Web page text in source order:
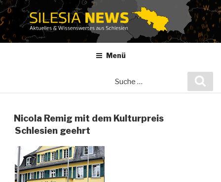
Zum
Inhalt
springen
Menü
Nicola Remig mit dem Kulturpreis
Schlesien geehrt